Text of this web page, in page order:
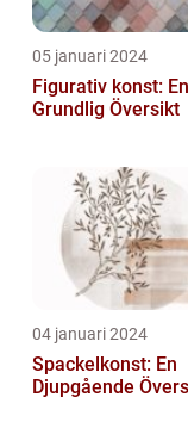
05 januari 2024
Figurativ konst: En
Grundlig Översikt
04 januari 2024
Spackelkonst: En
Djupgående